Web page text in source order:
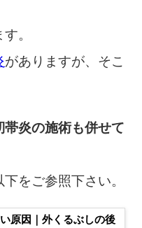
。
がありますが、そこ
帯炎の施術も併せて
をご参照下さい。
原因｜外くるぶしの後